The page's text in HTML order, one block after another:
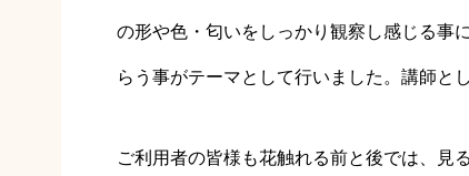
の形や色・匂いをしっかり観察し感じる事
らう事がテーマとして行いました。講師と
ご利用者の皆様も花触れる前と後では、見